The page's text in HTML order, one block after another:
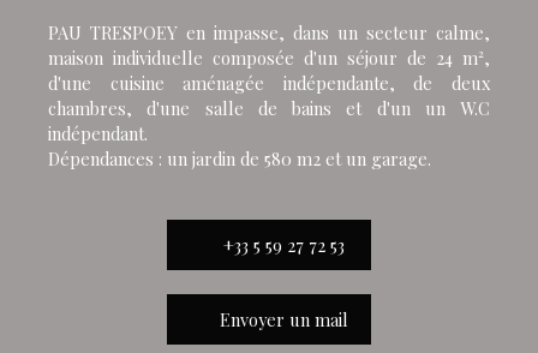
PAU TRESPOEY en impasse, dans un secteur calme,
maison individuelle composée d'un séjour de 24 m²,
d'une cuisine aménagée indépendante, de deux
chambres, d'une salle de bains et d'un un W.C
indépendant.
Dépendances : un jardin de 580 m2 et un garage.
+33 5 59 27 72 53
Envoyer un mail